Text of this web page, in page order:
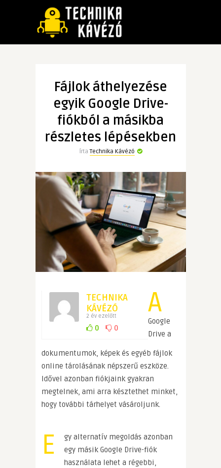
Fájlok áthelyezése
egyik Google Drive-
fiókból a másikba
részletes lépésekben
ÍrtaTechnika Kávézó
TECHNIKA
KÁVÉZÓ
2 év ezelőtt
0 0
A
Google
Drive a
dokumentumok, képek és egyéb fájlok
online tárolásának népszerű eszköze.
Idővel azonban fiókjaink gyakran
megtelnek, ami arra késztethet minket,
hogy további tárhelyet vásároljunk.
E
gy alternatív megoldás azonban
egy másik Google Drive-fiók
használata lehet a régebbi,